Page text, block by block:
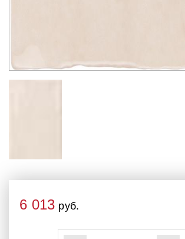
6 013 руб.